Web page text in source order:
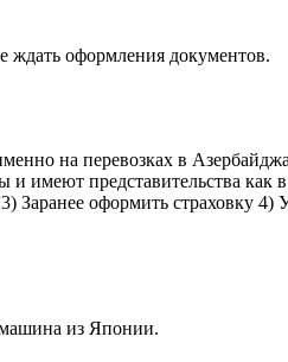
ждать оформления документов.
на перевозках в
имеют представительства
Заранее оформить страховку
из Японии.